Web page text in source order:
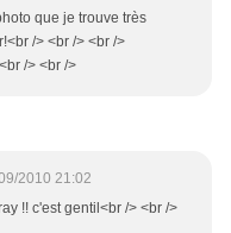
que je trouve très
/> <br /> <br />
/> <br />
2010 21:02
!! c'est gentil<br /> <br />